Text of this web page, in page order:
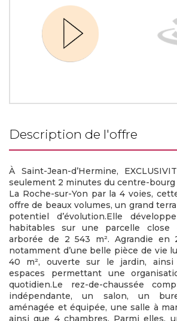
description de l'offre
À Saint-Jean-d’Hermine,
seulement 2 minutes du centre-
La Roche-sur-Yon par la 4 voies,
offre de beaux volumes, un grand
potentiel d’évolution.Elle
habitables sur une parcelle
arborée de 2 543 m². Agrandie en
notamment d’une belle pièce de vie
40 m², ouverte sur le jardin,
espaces permettant une
quotidien.Le rez-de-chaussée
indépendante, un salon, un
aménagée et équipée, une salle à
ainsi que 4 chambres. Parmi elles,